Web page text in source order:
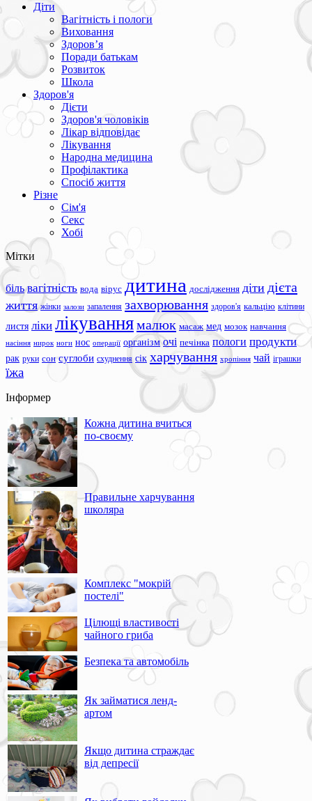
Діти
Вагітність і пологи
Виховання
Здоров’я
Поради батькам
Розвиток
Школа
Здоров'я
Дієти
Здоров'я чоловіків
Лікар відповідає
Лікування
Народна медицина
Профілактика
Спосіб життя
Різне
Сім'я
Секс
Хобі
Мітки
біль вагітність вода вірус дитина дослідження діти дієта
життя жінки залози запалення захворювання здоров'я кальцію клітини
листя ліки лікуваннямалюк масаж мед мозок навчання
насіння нирок ноги нос операції організм очі печінка пологи продукти
рак руки сон суглоби схуднення сік харчування хропіння чай іграшки
їжа
Інформер
Кожна дитина вчиться
по-своєму
Правильне харчування
школяра
Комплекс "мокрій
постелі"
Цілющі властивості
чайного гриба
Безпека та автомобіль
Як займатися ленд-
артом
Якщо дитина страждає
від депресії